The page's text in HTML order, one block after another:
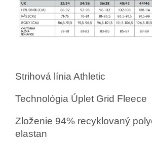
Strihová línia Athletic
Technológia Úplet Grid Fleece
Zloženie 94% recyklovaný
elastan